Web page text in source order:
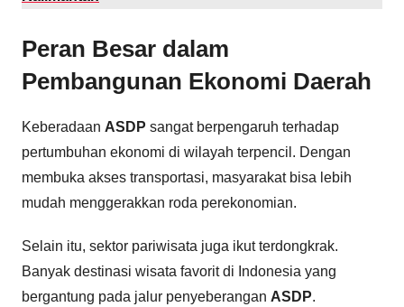
Peran Besar dalam
Pembangunan Ekonomi Daerah
Keberadaan ASDP sangat berpengaruh terhadap
pertumbuhan ekonomi di wilayah terpencil. Dengan
membuka akses transportasi, masyarakat bisa lebih
mudah menggerakkan roda perekonomian.
Selain itu, sektor pariwisata juga ikut terdongkrak.
Banyak destinasi wisata favorit di Indonesia yang
bergantung pada jalur penyeberangan ASDP.